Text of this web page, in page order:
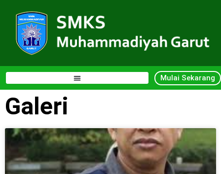
Mulai Sekarang
Galeri